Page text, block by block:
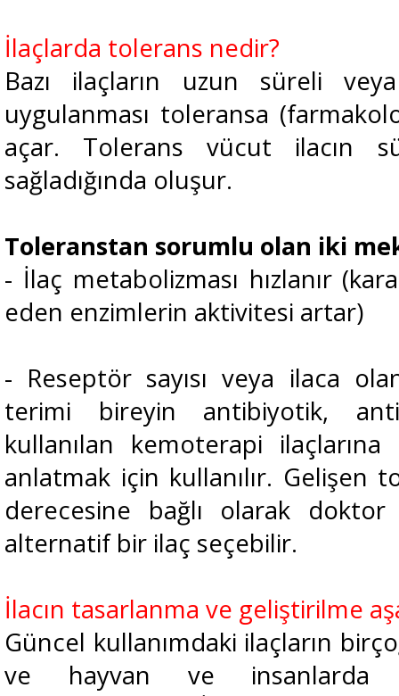
İlaçlarda tolerans nedir?
Bazı ilaçların uzun süreli
uygulanması toleransa
açar. Tolerans vücut ilacın
sağladığında oluşur.
Toleranstan sorumlu olan iki
- İlaç metabolizması hızlanır
eden enzimlerin aktivitesi artar)
- Reseptör sayısı veya ilaca
terimi bireyin antibiyotik,
kullanılan kemoterapi
anlatmak için kullanılır. Gelişen
derecesine bağlı olarak
alternatif bir ilaç seçebilir.
İlacın tasarlanma ve geliştirilme
Güncel kullanımdaki ilaçların
ve hayvan ve insanlarda